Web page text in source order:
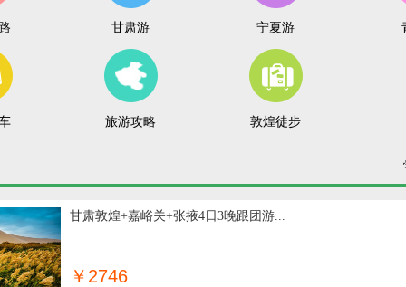
甘肃游 宁夏游
旅游攻略 敦煌徒步
甘肃敦煌+嘉峪关+张掖4日3晚跟团游...
￥2746